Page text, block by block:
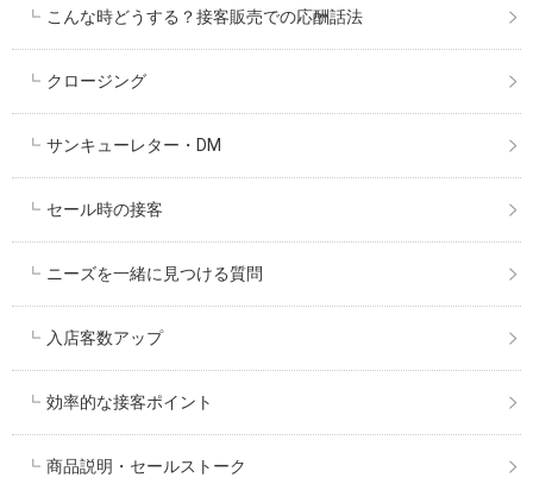
こんな時どうする？接客販売での応酬話法
クロージング
サンキューレター・DM
セール時の接客
ニーズを一緒に見つける質問
入店客数アップ
効率的な接客ポイント
商品説明・セールストーク